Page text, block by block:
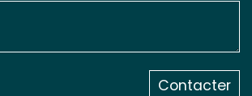
Contacter